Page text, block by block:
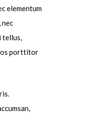
elementum
tellus,
porttitor